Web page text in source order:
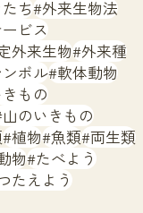
ーとは
ち 外来生物法
ビス
外来生物 外来種
ボル 軟体動物
もの
山のいきもの
植物 魚類 両生類
物 たべよう
たえよう